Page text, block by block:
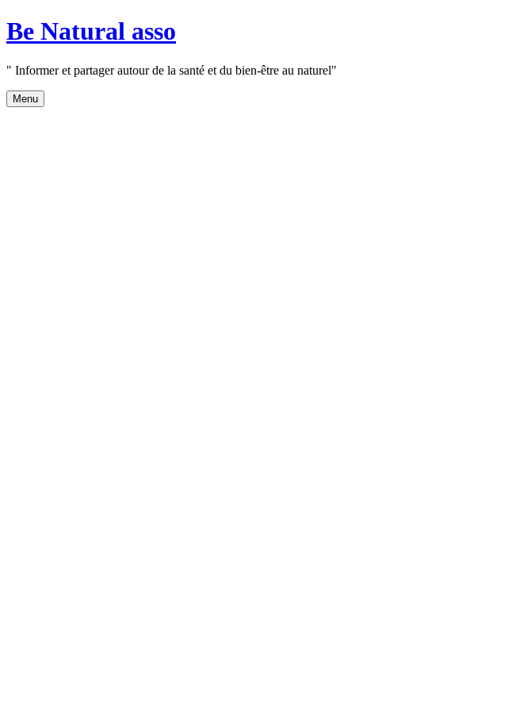
Aller
au
Be Natural asso
" Informer et partager autour de la santé et du bien-être au naturel"
Menu